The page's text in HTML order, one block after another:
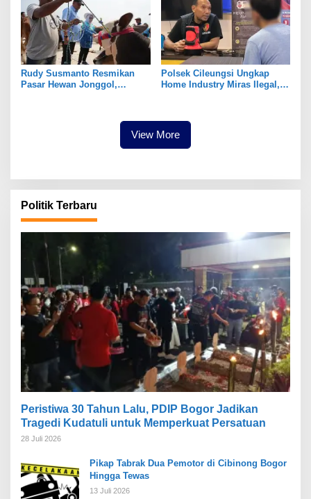
Rudy Susmanto Resmikan
Pasar Hewan Jonggol,
Polsek Cileungsi Ungkap
Home Industry Miras Ilegal,
View More
Politik Terbaru
Peristiwa 30 Tahun Lalu, PDIP Bogor Jadikan
Tragedi Kudatuli untuk Memperkuat Persatuan
28 Juli 2026
Pikap Tabrak Dua Pemotor di Cibinong Bogor
Hingga Tewas
13 Juli 2026